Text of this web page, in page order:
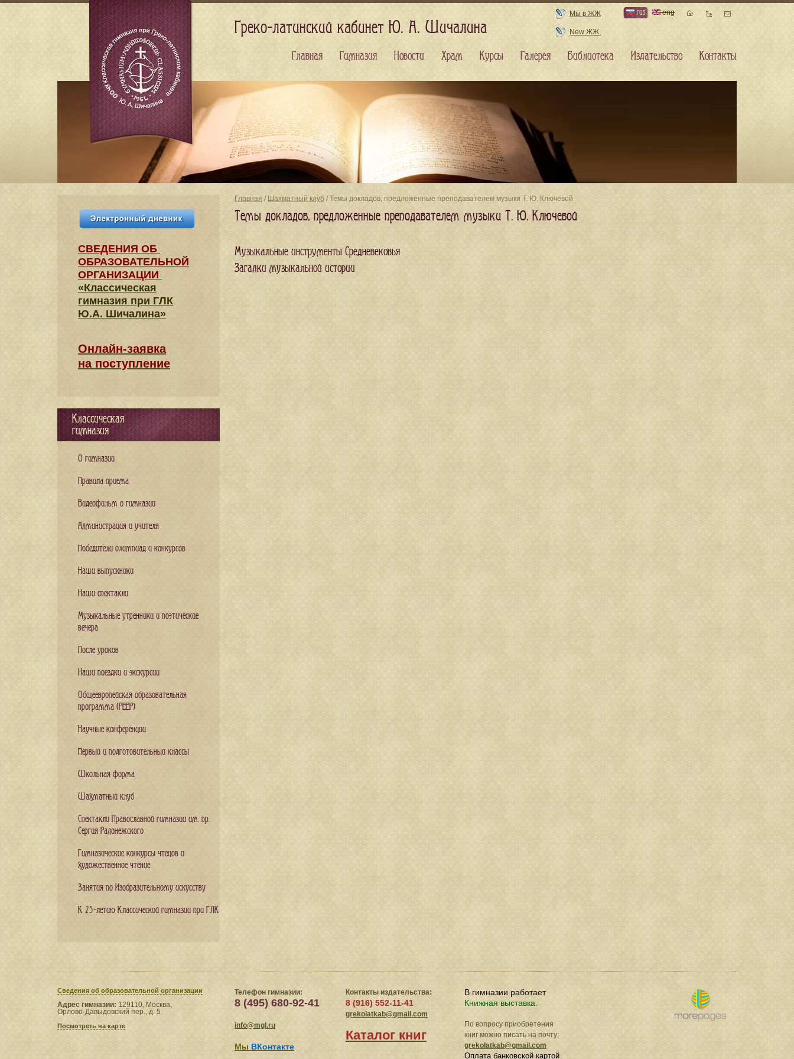
Главная / Шахматный клуб / Темы докладов, предложенные преподавателем музыки Т. Ю. Ключевой
Темы докладов, предложенные преподавателем музыки Т. Ю. Ключевой
Музыкальные инструменты Средневековья
Загадки музыкальной истории
СВЕДЕНИЯ​ ОБ
ОБРАЗОВАТЕЛЬНОЙ
ОРГАНИЗАЦИИ
«Классическая
гимназия при ГЛК
Ю.А. Шичалина»
Онлайн-заявка
на поступление
Классическая
гимназия
О гимназии
Правила приема
Видеофильм о гимназии
Администрация и учителя
Победители олимпиад и конкурсов
Наши выпускники
Наши спектакли
Музыкальные утренники и поэтические
вечера
После уроков
Наши поездки и экскурсии
Общеевропейская образовательная
программа (PEEP)
Научные конференции
Первый и подготовительный классы
Школьная форма
Шахматный клуб
Спектакли Православной гимназии им. пр.
Сергия Радонежского
Гимназические конкурсы чтецов и
художественное чтение
Занятия по Изобразительному искусству
К 25-летию Классической гимназии при ГЛК
Сведения​ об образовательной организации
Адрес гимназии: 129110, Москва,
Орлово-Давыдовский пер., д. 5.
Посмотреть на карте
Телефон гимназии:
8 (495) 680-92-41
info@mgl.ru
Мы ВКонтакте
Контакты издательства:
8 (916) 552-11-41
grekolatkab@gmail.com
Каталог книг
В гимназии работает
Книжная выставка.
По вопросу приобретения
книг можно писать на почту:
grekolatkab@gmail.com
Оплата банковской картой
Греко-латинский кабинет Ю. А. Шичалина
Мы в ЖЖ
New ЖЖ
rus eng
Главная Гимназия Новости Храм Курсы Галерея Библиотека Издательство Контакты